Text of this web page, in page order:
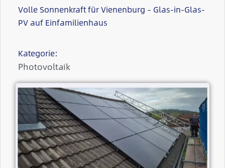
Volle Sonnenkraft für Vienenburg – Glas-in-Glas-
PV auf Einfamilienhaus
Kategorie:
Photovoltaik